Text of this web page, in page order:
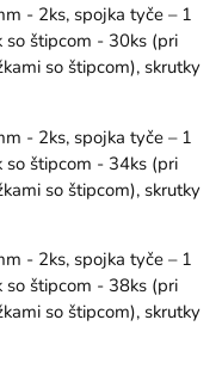
- 2ks, spojka tyče – 1
so štipcom - 30ks (pri
so štipcom), skrutky
- 2ks, spojka tyče – 1
so štipcom - 34ks (pri
so štipcom), skrutky
- 2ks, spojka tyče – 1
so štipcom - 38ks (pri
so štipcom), skrutky